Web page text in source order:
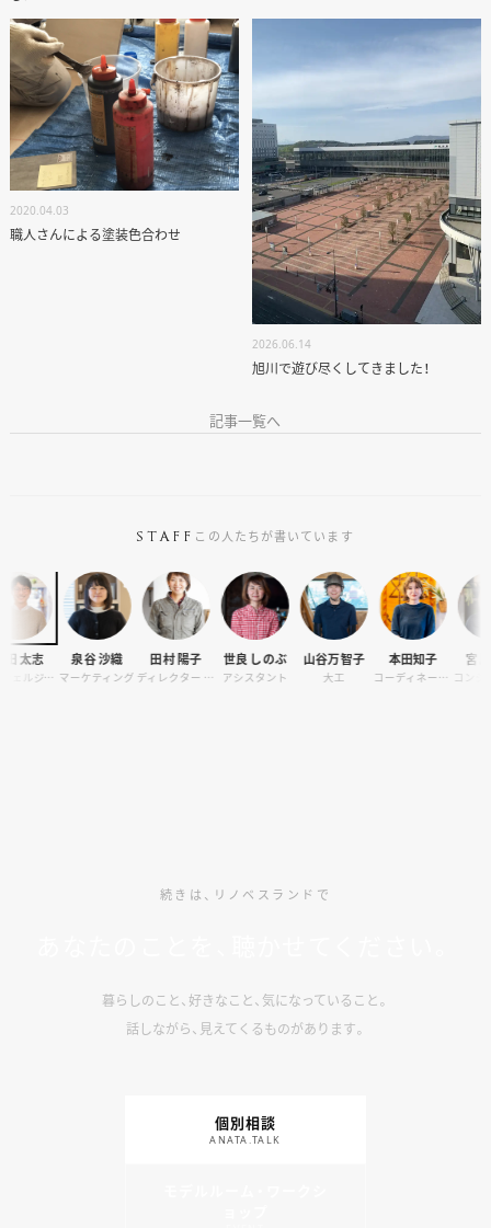
2020.04.03
職人さんによる塗装色合わせ
2026.06.14
旭川で遊び尽くしてきました！
記事一覧へ
STAFF この人たちが書いています
谷 沙織
ティング
田村 陽子
ディレクター / オーナーサポート
世良 しのぶ
アシスタント
山谷万智子
大工
本田知子 宮島 明里
コンシェルジュ
世
ディ
続きは、リノベスランドで
暮らしのこと、好きなこと、気になっていること。
話しながら、見えてくるものがあります。
個別相談
ANATA.TALK